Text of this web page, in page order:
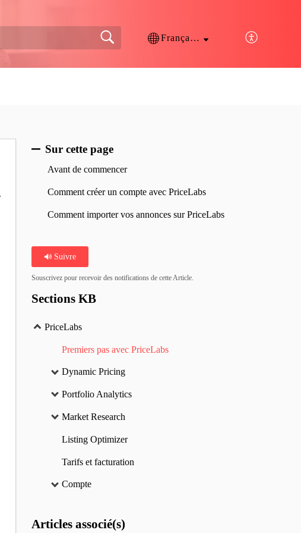
Français (France)
Sur cette page
Avant de commencer
Comment créer un compte avec PriceLabs
Comment importer vos annonces sur PriceLabs
Suivre
Souscrivez pour recevoir des notifications de cette Article.
Sections KB
PriceLabs
Premiers pas avec PriceLabs
Dynamic Pricing
Portfolio Analytics
Market Research
Listing Optimizer
Tarifs et facturation
Compte
Articlesassocié(s)